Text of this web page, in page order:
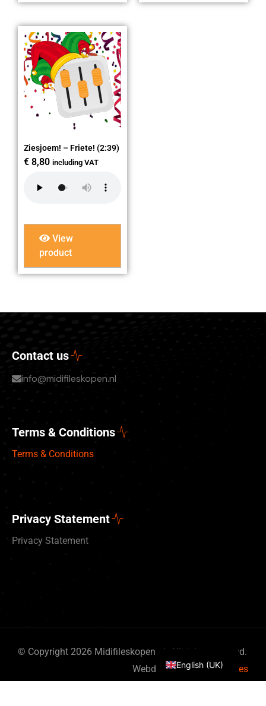
Ziesjoem! – Friete! (2:39)
€ 8,80 including VAT
View
product
Contact us
info@midifileskopen.nl
Terms & Conditions
Terms & Conditions
Privacy Statement
Privacy Statement
© Copyright 2026 Midifileskopen.nl. All rights reserved.
WebdesignBy Bits & Pieces
English (UK)
Deutsch